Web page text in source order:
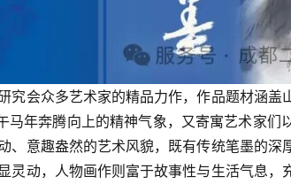
究会众多艺术家的精品力作，作品题材涵盖
马年奔腾向上的精神气象，又寄寓艺术家们
、意趣盎然的艺术风貌，既有传统笔墨的深
灵动，人物画作则富于故事性与生活气息，